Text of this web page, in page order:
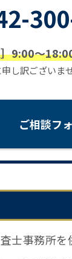
9:00〜
し訳ございま
ご相談フ
士事務所